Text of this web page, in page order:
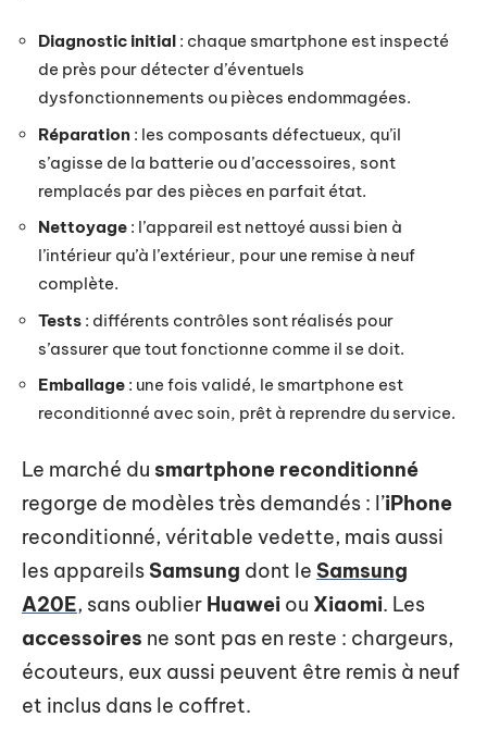
Diagnostic initial : chaque smartphone est inspecté
de près pour détecter d’éventuels
dysfonctionnements ou pièces endommagées.
Réparation : les composants défectueux, qu’il
s’agisse de la batterie ou d’accessoires, sont
remplacés par des pièces en parfait état.
Nettoyage : l’appareil est nettoyé aussi bien à
l’intérieur qu’à l’extérieur, pour une remise à neuf
complète.
Tests : différents contrôles sont réalisés pour
s’assurer que tout fonctionne comme il se doit.
Emballage : une fois validé, le smartphone est
reconditionné avec soin, prêt à reprendre du service.
Le marché du smartphone reconditionné
regorge de modèles très demandés : l’iPhone
reconditionné, véritable vedette, mais aussi
les appareils Samsung dont le Samsung
A20E, sans oublier Huawei ou Xiaomi. Les
accessoires ne sont pas en reste : chargeurs,
écouteurs, eux aussi peuvent être remis à neuf
et inclus dans le coffret.